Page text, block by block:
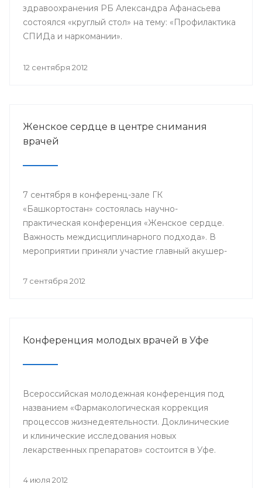
здравоохранения РБ Александра Афанасьева
состоялся «круглый стол» на тему: «Профилактика
СПИДа и наркомании».
12 сентября 2012
Женское сердце в центре снимания
врачей
7 сентября в конференц-зале ГК
«Башкортостан» состоялась научно-
практическая конференция «Женское сердце.
Важность междисциплинарного подхода». В
мероприятии приняли участие главный акушер-
заместитель начальника Управления
заведующий кафедрой акушерства и
профессора ведущих клиник Москвы: Рафаэль
гинекологи, детские гинекологи, кардиологи,
эндокринологи, врачи общей практики,
терапевты, сотрудники профильных кафедр
БГМУ.
7 сентября 2012
Конференция молодых врачей в Уфе
Всероссийская молодежная конференция под
названием «Фармакологическая коррекция
процессов жизнедеятельности. Доклинические
и клинические исследования новых
лекарственных препаратов» состоится в Уфе.
4 июля 2012